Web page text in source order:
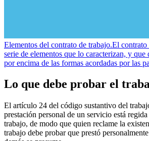
Elementos del contrato de trabajo.El contrato
serie de elementos que lo caracterizan, y que
por encima de las formas acordadas por las
Lo que debe probar el
El artículo 24 del código sustantivo del
prestación personal de un servicio está
trabajo, de modo que quien reclame la
trabajo debe probar que prestó